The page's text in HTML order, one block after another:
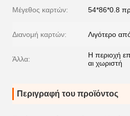
Μέγεθος καρτών: 54*86*0.8
Διανομή καρτών: Λιγότερο
Άλλα:
Η περιοχή
αι χωριστή
Περιγραφή του προϊόντος